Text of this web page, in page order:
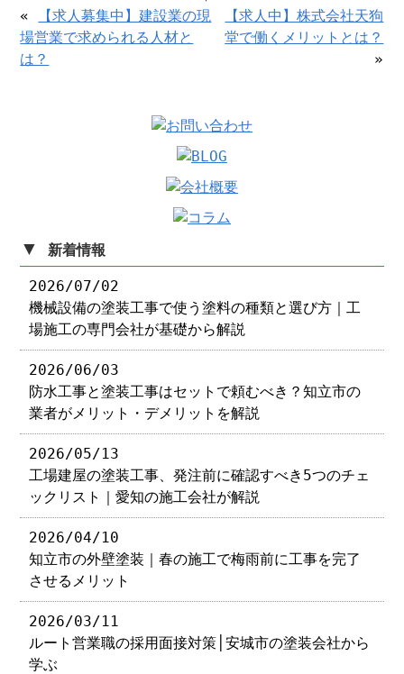
«
【求人募集中】建設業の現
場営業で求められる人材と
は？
【求人中】株式会社天狗
堂で働くメリットとは？
»
▼ 新着情報
2026/07/02
機械設備の塗装工事で使う塗料の種類と選び方｜工
場施工の専門会社が基礎から解説
2026/06/03
防水工事と塗装工事はセットで頼むべき？知立市の
業者がメリット・デメリットを解説
2026/05/13
工場建屋の塗装工事、発注前に確認すべき5つのチェ
ックリスト｜愛知の施工会社が解説
2026/04/10
知立市の外壁塗装｜春の施工で梅雨前に工事を完了
させるメリット
2026/03/11
ルート営業職の採用面接対策│安城市の塗装会社から
学ぶ